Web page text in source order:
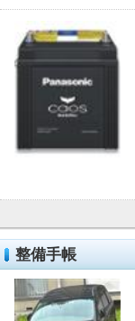
整備手帳